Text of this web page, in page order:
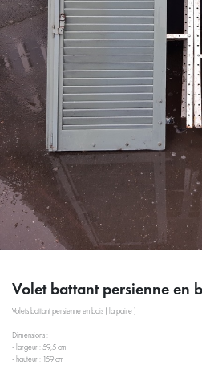
Volet battant persienne en
Volets battant persienne en bois ( la paire )
Dimensions :
- largeur : 59,5 cm
- hauteur : 159 cm